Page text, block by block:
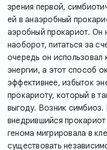
зрения первой,
ей в анаэробный
аэробный прокариот. Он
наоборот, питаться за
очередь он использовал
энергии, а этот способ
эффективнее, избыток
прокариоту, который в
выгоду. Возник симбиоз.
внедрившийся прокариот
генома мигрировала в
существовать